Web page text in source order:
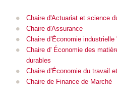
Chaire d'Actuariat et science
Chaire d'Assurance
Chaire d’Économie
Chaire d' Économie des
durables
Chaire d’Économie du travail
Chaire de Finance de Marché